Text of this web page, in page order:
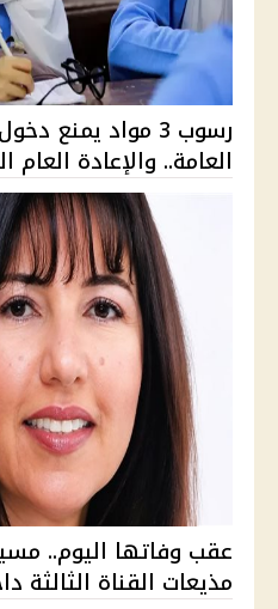
رسوب 3 مواد يمنع
العامة.. والإعادة العام
عقب وفاتها اليوم..
مذيعات القناة الثالثة